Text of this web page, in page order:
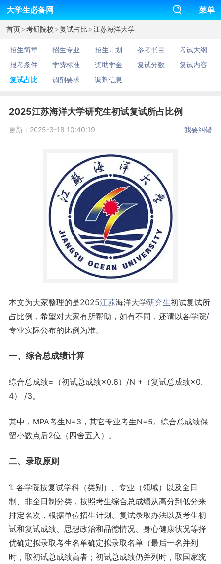
大学生必备网 菜单
首页>考研院校>复试占比>江苏海洋大学
招生简章 招生专业 招生计划 参考书目
考试大纲
报考条件
学费标准 奖助学金 复试分数
复试内容
复试占比
调剂要求 调剂信息
2025江苏海洋大学研究生初试复试所占比例
更新：2025-3-18 10:40:19 我要纠错
本文为大家整理的是2025江苏海洋大学研究生初试复试所
占比例，希望对大家有所帮助，如有不同，还请以各学院/
专业实际公布的比例为准。
一、综合总成绩计算
综合总成绩=（初试总成绩×0.6）/N +（复试总成绩×0.
4） /3。
其中，MPA考生N=3，其它专业考生N=5。综合总成绩保
留小数点后2位（四舍五入）。
二、录取原则
1. 各学院按复试学科（类别）、专业（领域）以及全日
制、非全日制分类，按照考生综合总成绩从高分到低分来
排定名次，根据单位招生计划、复试录取办法以及考生初
试和复试成绩、思想政治和品德情况、身心健康状况等择
优确定拟录取考生名单确定拟录取名单（最后一名并列
时，取初试总成绩高者；初试总成绩仍并列时，取国家统